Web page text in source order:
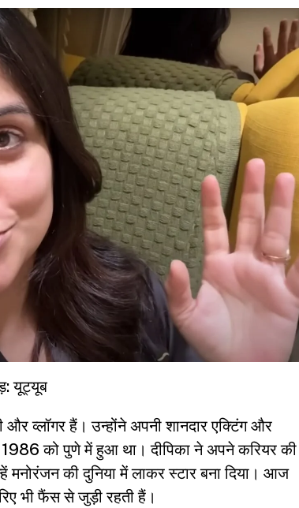
यूट्यूब
व्लॉगर हैं। उन्होंने अपनी शानदार एक्टिंग और
को पुणे में हुआ था। दीपिका ने अपने करियर की
की दुनिया में लाकर स्टार बना दिया। आज
भी फैंस से जुड़ी रहती हैं।